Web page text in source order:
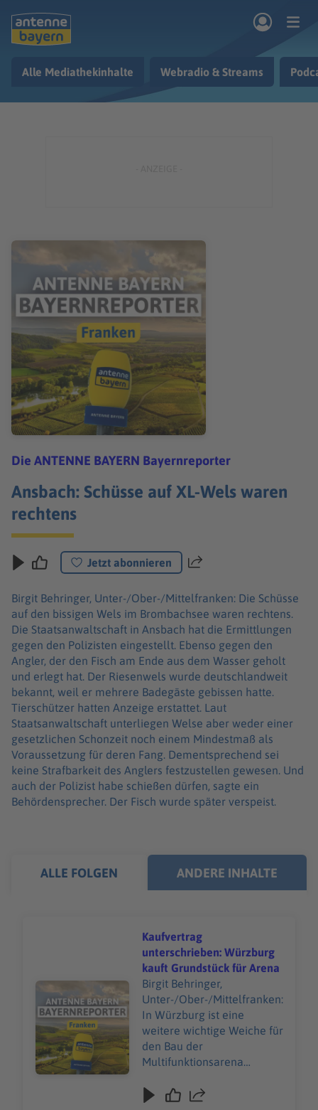
Kontakt
Alle Mediathekinhalte Webradio & Streams
Die ANTENNE BAYERN Bayernreporter
Ansbach: Schüsse auf XL-Wels waren
rechtens
Jetzt abonnieren Teilen
Birgit Behringer, Unter-/Ober-/Mittelfranken: Die Schüsse
auf den bissigen Wels im Brombachsee waren rechtens.
Die Staatsanwaltschaft in Ansbach hat die Ermittlungen
gegen den Polizisten eingestellt. Ebenso gegen den
Angler, der den Fisch am Ende aus dem Wasser geholt
und erlegt hat. Der Riesenwels wurde deutschlandweit
bekannt, weil er mehrere Badegäste gebissen hatte.
Tierschützer hatten Anzeige erstattet. Laut
Staatsanwaltschaft unterliegen Welse aber weder einer
gesetzlichen Schonzeit noch einem Mindestmaß als
Voraussetzung für deren Fang. Dementsprechend sei
keine Strafbarkeit des Anglers festzustellen gewesen. Und
auch der Polizist habe schießen dürfen, sagte ein
Behördensprecher. Der Fisch wurde später verspeist.
ALLE FOLGEN ANDERE INHALTE
Audiotitel - Kaufvertrag unterschrieben: Würzburg
Kaufvertrag
unterschrieben: Würzburg
kauft Grundstück für Arena
Birgit Behringer,
Unter-/Ober-/Mittelfranken:
In Würzburg ist eine
weitere wichtige Weiche für
den Bau der
Multifunktionsarena
Grundstück gekauft.